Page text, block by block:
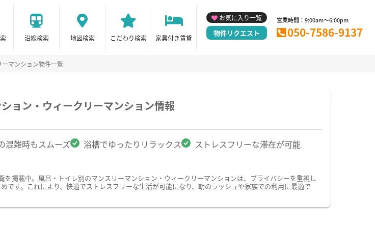
沿線検索 地図検索 こだわり検索 家具付き賃貸
お気に入り一覧
物件リクエスト
営業時間：9:00am～6:00pm
050-7586-9137
マンション物件一覧
ョン・ウィークリーマンション情報
混雑時もスムーズ 浴槽でゆったりリラックス ストレスフリーな滞在が可能
掲載中。風呂・トイレ別のマンスリーマンション・ウィークリーマンションは、プライバシーを重視し
す。これにより、快適でストレスフリーな生活が可能になり、朝のラッシュや家族での利用に最適で